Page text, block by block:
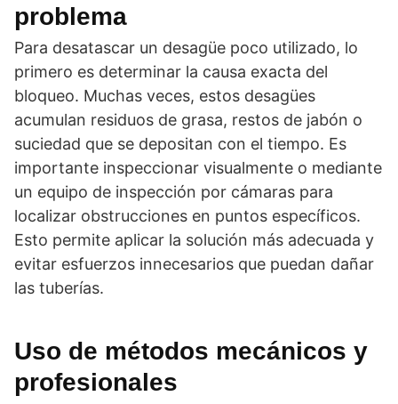
problema
Para desatascar un desagüe poco utilizado, lo
primero es determinar la causa exacta del
bloqueo. Muchas veces, estos desagües
acumulan residuos de grasa, restos de jabón o
suciedad que se depositan con el tiempo. Es
importante inspeccionar visualmente o mediante
un equipo de inspección por cámaras para
localizar obstrucciones en puntos específicos.
Esto permite aplicar la solución más adecuada y
evitar esfuerzos innecesarios que puedan dañar
las tuberías.
Uso de métodos mecánicos y
profesionales